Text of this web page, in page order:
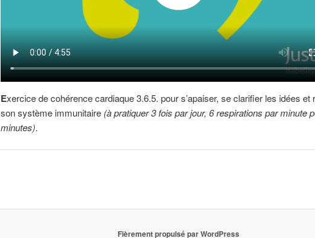
Exercice de cohérence cardiaque 3.6.5. pour s’apaiser, se clarifier les idées et
son système immunitaire (à pratiquer 3 fois par jour, 6 respirations par minute
minutes).
Fièrement propulsé par WordPress